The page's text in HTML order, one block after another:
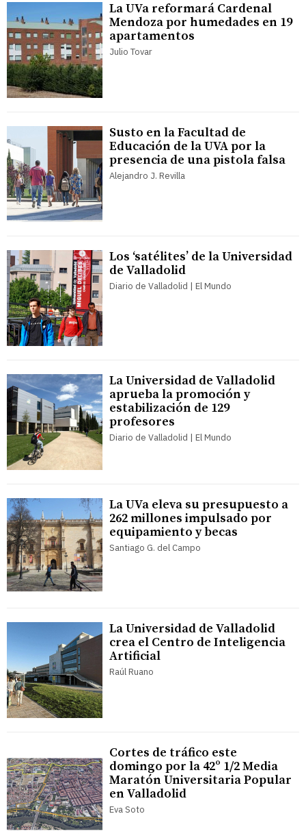
La UVa reformará Cardenal
Mendoza por humedades en 19
apartamentos
Julio Tovar
Susto en la Facultad de
Educación de la UVA por la
presencia de una pistola falsa
Alejandro J. Revilla
Los ‘satélites’ de la Universidad
de Valladolid
Diario de Valladolid | El Mundo
La Universidad de Valladolid
aprueba la promoción y
estabilización de 129
profesores
Diario de Valladolid | El Mundo
La UVa eleva su presupuesto a
262 millones impulsado por
equipamiento y becas
Santiago G. del Campo
La Universidad de Valladolid
crea el Centro de Inteligencia
Artificial
Raúl Ruano
Cortes de tráfico este
domingo por la 42º 1/2 Media
Maratón Universitaria Popular
en Valladolid
Eva Soto